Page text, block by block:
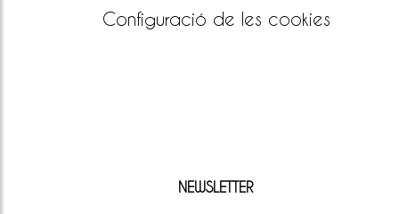
Configuració de les cookies
NEWSLETTER